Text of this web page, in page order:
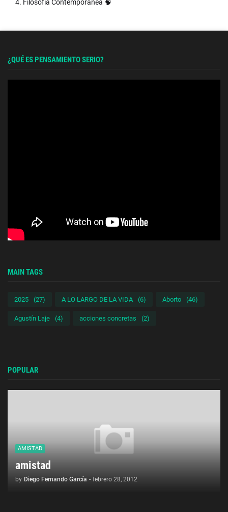
4. Filosofía Contemporánea 🧠
¿QUÉ ES PENSAMIENTO SERIO?
MAIN TAGS
2025 (27) A LO LARGO DE LA VIDA (6) Aborto (46)
Agustín Laje (4) acciones concretas (2)
POPULAR
AMISTAD
amistad
by Diego Fernando García - febrero 28, 2012